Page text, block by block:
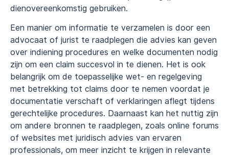
dienovereenkomstig gebruiken.
Een manier om informatie te verzamelen is door een
advocaat of jurist te raadplegen die advies kan geven
over indiening procedures en welke documenten nodig
zijn om een claim succesvol in te dienen. Het is ook
belangrijk om de toepasselijke wet- en regelgeving
met betrekking tot claims door te nemen voordat je
documentatie verschaft of verklaringen aflegt tijdens
gerechtelijke procedures. Daarnaast kan het nuttig zijn
om andere bronnen te raadplegen, zoals online forums
of websites met juridisch advies van ervaren
professionals, om meer inzicht te krijgen in relevante